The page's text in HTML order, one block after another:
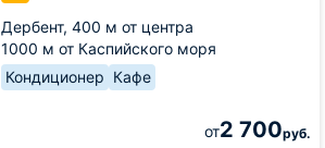
Дербент, 400 м от центра
1000 м от Каспийского моря
Кондиционер Кафе
от2 700руб.